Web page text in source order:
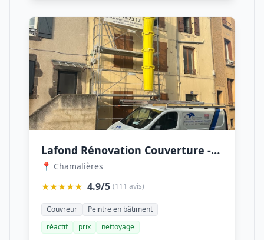
Lafond Rénovation Couverture -Couvreur-Zingueur-Clermont-Ferrand
📍 Chamalières
★★★★★ 4.9/5 (111 avis)
Couvreur
Peintre en bâtiment
réactif
prix nettoyage